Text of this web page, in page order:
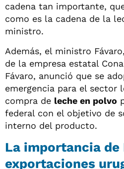
cadena tan importante,
como es la cadena de la
ministro.
Además, el ministro
de la empresa estatal
Fávaro, anunció que se
emergencia para el sector
compra de leche en polvo
federal con el objetivo de
interno del producto.
La importancia de
exportaciones